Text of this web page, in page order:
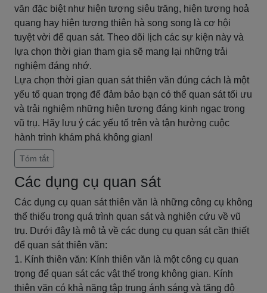
văn đặc biệt như hiện tượng siêu trăng, hiện tượng hoả
quang hay hiện tượng thiên hà song song là cơ hội
tuyệt vời để quan sát. Theo dõi lịch các sự kiện này và
lựa chọn thời gian tham gia sẽ mang lại những trải
nghiệm đáng nhớ.
Lựa chọn thời gian quan sát thiên văn đúng cách là một
yếu tố quan trọng để đảm bảo bạn có thể quan sát tối ưu
và trải nghiệm những hiện tượng đáng kinh ngạc trong
vũ trụ. Hãy lưu ý các yếu tố trên và tận hưởng cuộc
hành trình khám phá không gian!
Tóm tắt
Các dụng cụ quan sát
Các dụng cụ quan sát thiên văn là những công cụ không
thể thiếu trong quá trình quan sát và nghiên cứu về vũ
trụ. Dưới đây là mô tả về các dụng cụ quan sát cần thiết
để quan sát thiên văn:
1. Kính thiên văn: Kính thiên văn là một công cụ quan
trọng để quan sát các vật thể trong không gian. Kính
thiên văn có khả năng tập trung ánh sáng và tăng độ